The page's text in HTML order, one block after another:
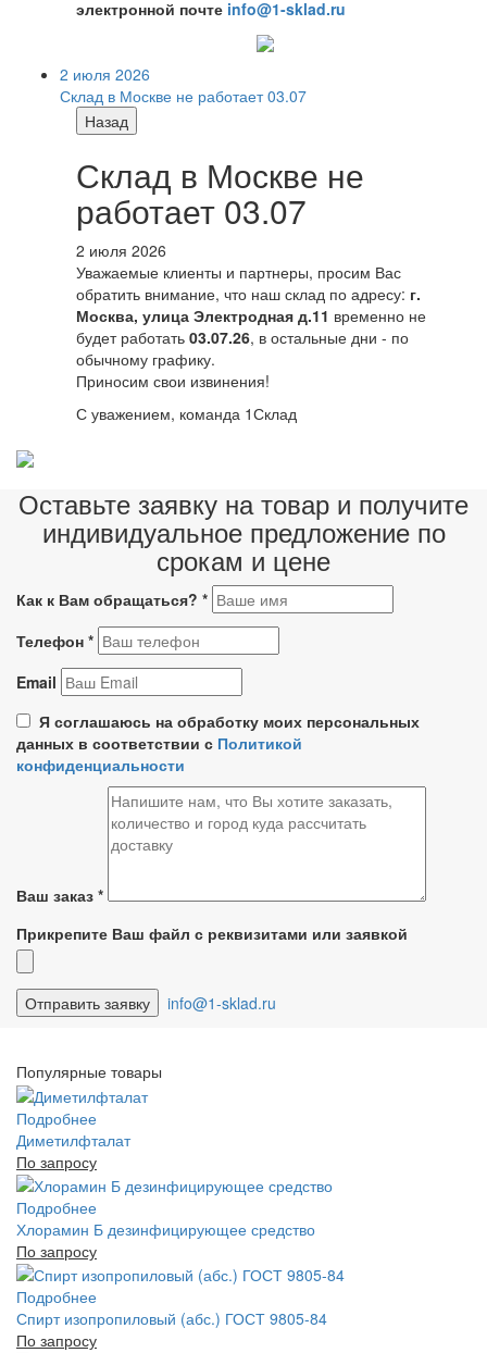
электронной почте info@1-sklad.ru
2 июля 2026
Склад в Москве не работает 03.07
Назад
Склад в Москве не
работает 03.07
2 июля 2026
Уважаемые клиенты и партнеры, просим Вас
обратить внимание, что наш склад по адресу: г.
Москва, улица Электродная д.11 временно не
будет работать 03.07.26, в остальные дни - по
обычному графику.
Приносим свои извинения!
С уважением, команда 1Склад
Оставьте заявку на товар и получите
индивидуальное предложение по
срокам и цене
Как к Вам обращаться? *
Телефон *
Email
Я соглашаюсь на обработку моих персональных
данных в соответствии с Политикой
конфиденциальности
Ваш заказ *
Прикрепите Ваш файл с реквизитами или заявкой
info@1-sklad.ru
Популярные товары
Подробнее
Диметилфталат
По запросу
Подробнее
Хлорамин Б дезинфицирующее средство
По запросу
Подробнее
Спирт изопропиловый (абс.) ГОСТ 9805-84
По запросу